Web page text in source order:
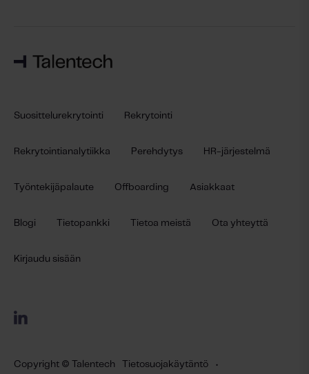
Suosittelurekrytointi Rekrytointi
Rekrytointianalytiikka Perehdytys HR-järjestelmä
Työntekijäpalaute Offboarding Asiakkaat
Blogi Tietopankki Tietoa meistä Ota yhteyttä
Kirjaudu sisään
Copyright © Talentech Tietosuojakäytäntö •